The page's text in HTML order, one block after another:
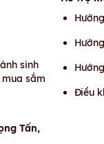
sinh
sắm
Tấn,
Điều